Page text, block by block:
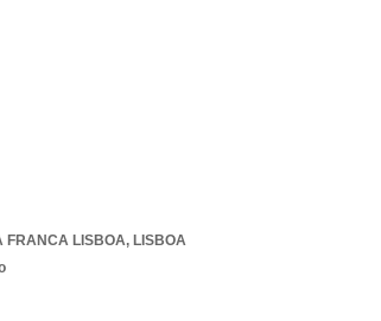
FRANCA LISBOA, LISBOA